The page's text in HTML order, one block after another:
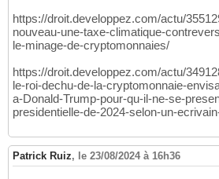
https://droit.developpez.com/actu/
nouveau-une-taxe-climatique-
le-minage-de-cryptomonnaies/
https://droit.developpez.com/actu/
le-roi-dechu-de-la-cryptomonnaie-
a-Donald-Trump-pour-qu-il-ne-se-
presidentielle-de-2024-selon-un-
Patrick Ruiz, le 23/08/2024 à 16h36